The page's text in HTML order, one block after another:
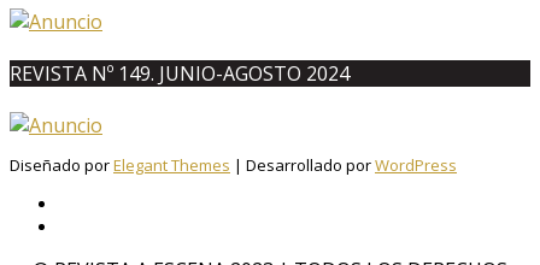
REVISTA Nº 149. JUNIO-AGOSTO 2024
Diseñado porElegant Themes | Desarrollado porWordPress